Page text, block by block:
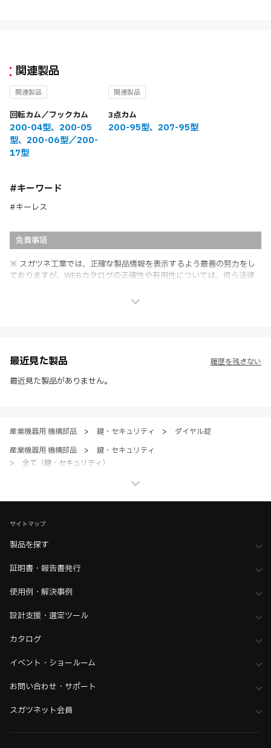
関連製品
関連製品
回転カム／フックカム
200-04型、200-05
型、200-06型／200-
17型
関連製品
3点カム
200-95型、207-95型
#キーワード
#キーレス
免責事項
※ スガツネ工業では、正確な製品情報を表示するよう最善の努力をし
ておりますが、WEBカタログの正確性や有用性については、何ら法律
社製品の使用ご検討、又は販売促進目的の利用に限ります。
※ 本WEBサイト製品情報のご利用にあたっては、WEBサイト利用規
約、プライバシーポリシー、製品情報ガイドをご確認いただき、内容の
最近見た製品
最近見た製品がありません。
履歴を残さない
産業機器用 機構部品 > 鍵・セキュリティ >
ダイヤル錠
産業機器用 機構部品
>
鍵・セキュリティ
>
全て（鍵・セキュリティ）
カギ・カマ錠・セキュリティ
家具金物・建築金物
> カギ・カマ錠・セキュリティ
> 初めてのDIRAK体験へようこそ。 MY FIRST DIRAK
サイトマップ
製品を探す
証明書・報告書発行
使用例・解決事例
設計支援・選定ツール
カタログ
イベント・ショールーム
お問い合わせ・サポート
スガツネット会員